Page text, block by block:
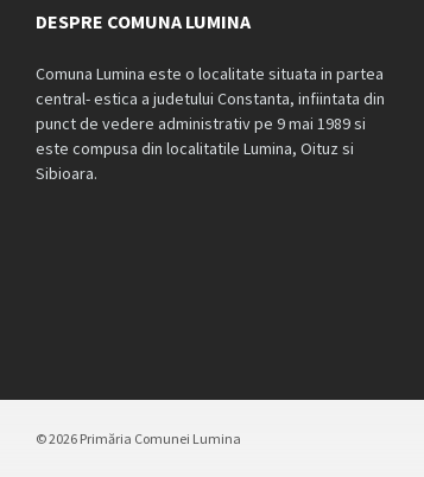
DESPRE COMUNA LUMINA
Comuna Lumina este o localitate situata in partea
central- estica a judetului Constanta, infiintata din
punct de vedere administrativ pe 9 mai 1989 si
este compusa din localitatile Lumina, Oituz si
Sibioara.
© 2026 Primăria Comunei Lumina